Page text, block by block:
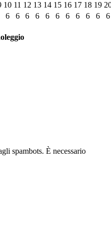
10 11 12 13 14 15 16 17 18 19
6 6 6 6 6 6 6 6 6 6 6
spambots. È necessario